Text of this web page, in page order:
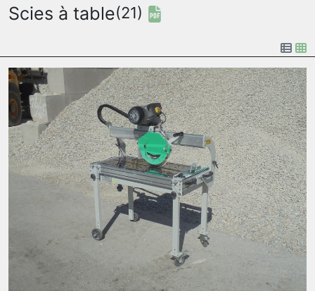
Scies à table(21)